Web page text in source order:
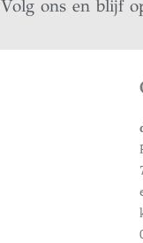
Volg ons en blijf